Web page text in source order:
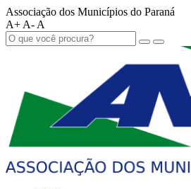
Associação dos Municípios do Paraná
A+ A- A